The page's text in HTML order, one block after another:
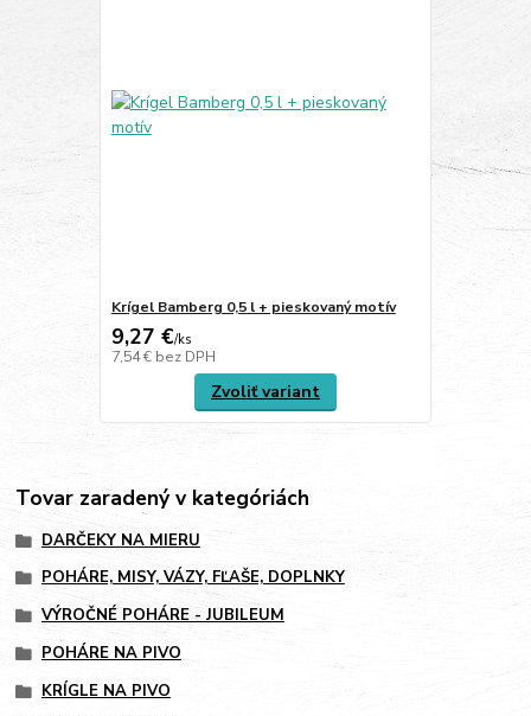
Krígel Bamberg 0,5 l + pieskovaný motív
9,27 €/ks
7,54 € bez DPH
Zvoliť variant
Tovar zaradený v kategóriách
DARČEKY NA MIERU
POHÁRE, MISY, VÁZY, FĽAŠE, DOPLNKY
VÝROČNÉ POHÁRE - JUBILEUM
POHÁRE NA PIVO
KRÍGLE NA PIVO